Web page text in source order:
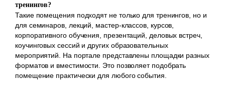
тренингов?
Такие помещения подходят не только для тренингов, но и
для семинаров, лекций, мастер-классов, курсов,
корпоративного обучения, презентаций, деловых встреч,
коучинговых сессий и других образовательных
мероприятий. На портале представлены площадки разных
форматов и вместимости. Это позволяет подобрать
помещение практически для любого события.